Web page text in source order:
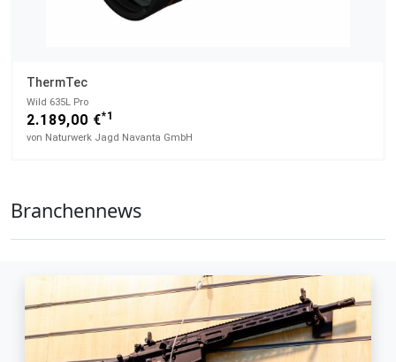
ThermTec
Wild 635L Pro
2.189,00 €*1
von Naturwerk Jagd Navanta GmbH
Branchennews